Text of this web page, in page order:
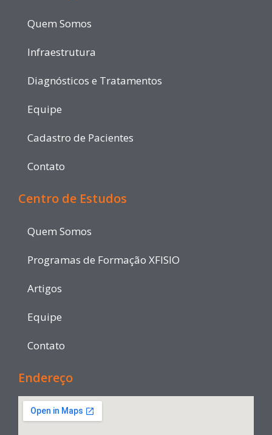
Quem Somos
Infraestrutura
Diagnósticos e Tratamentos
Equipe
Cadastro de Pacientes
Contato
Centro de Estudos
Quem Somos
Programas de Formação XFISIO
Artigos
Equipe
Contato
Endereço